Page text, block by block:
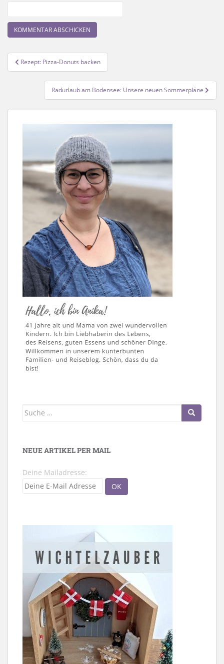
Beitragsnavigation
Rezept: Pizza-Donuts backen
Radurlaub am Bodensee: Unsere neuen Sommerpläne
Suche
NEUE ARTIKEL PER MAIL
Deine Mailadresse: